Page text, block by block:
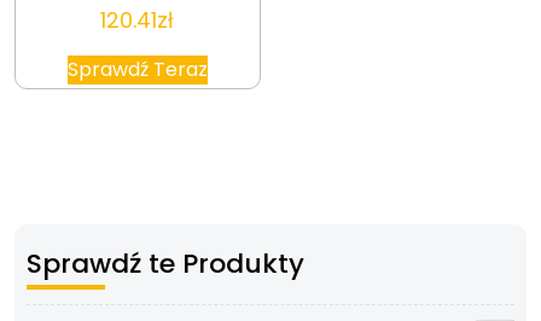
120.41zł
Sprawdź Teraz
Sprawdź te Produkty